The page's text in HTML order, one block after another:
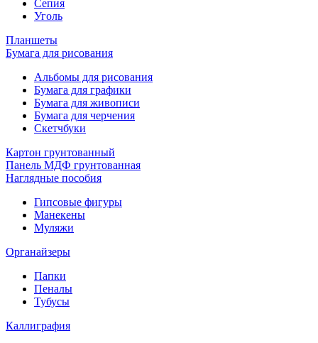
Сепия
Уголь
Планшеты
Бумага для рисования
Альбомы для рисования
Бумага для графики
Бумага для живописи
Бумага для черчения
Скетчбуки
Картон грунтованный
Панель МДФ грунтованная
Наглядные пособия
Гипсовые фигуры
Манекены
Муляжи
Органайзеры
Папки
Пеналы
Тубусы
Каллиграфия